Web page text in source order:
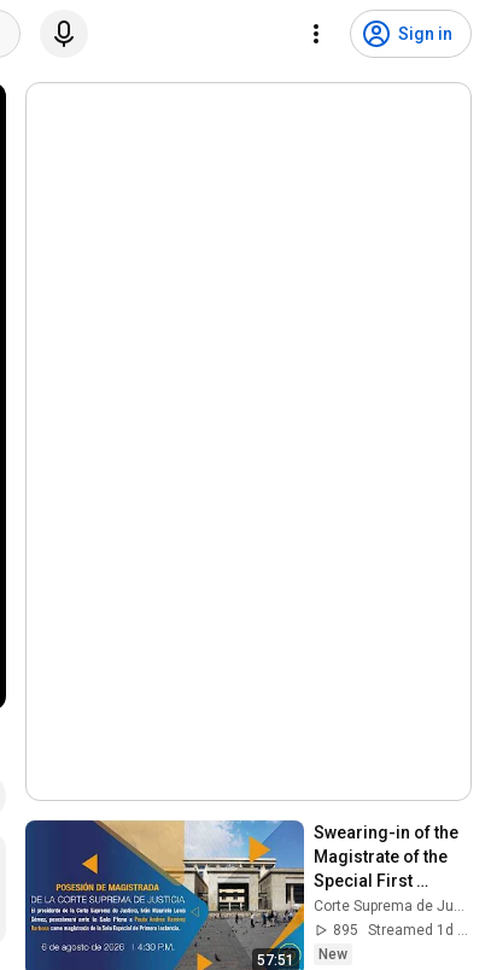
Sign in
57:51
Swearing-in of the
Magistrate of the
Special First
Instance Chamber
of the Supreme
Court of Justice
Corte Suprema de Justicia Colombia
895
Streamed 1d ago
New